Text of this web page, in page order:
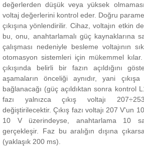
değerlerden düşük veya yüksek
voltaj değerlerini kontrol eder. Doğru
çıkışına yönlendirilir. Cihaz, voltajın etkin
bu, onu, anahtarlamalı güç kaynaklarına
çalışması nedeniyle besleme voltajının
otomasyon sistemleri için mükemmel kılar.
çıkışında belirli bir fazın açıldığını
aşamaların önceliği aynıdır, yani
bağlanacağı (güç açıldıktan sonra kontrol
fazı yalnızca çıkış voltajı 207÷253
değiştirilecektir.Çıkış fazı voltajı 207 V'un
10 V üzerindeyse, anahtarlama 10
gerçekleşir. Faz bu aralığın dışına
(yaklaşık 200 ms).